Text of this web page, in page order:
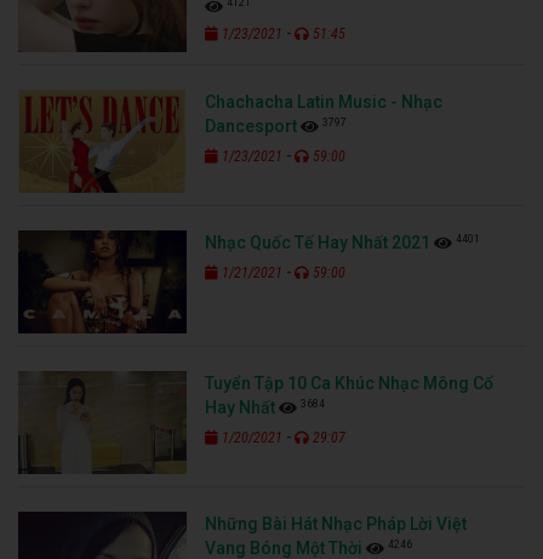
1/23/2021 - 51:45
Chachacha Latin Music - Nhạc
Dancesport
3797
1/23/2021 - 59:00
Nhạc Quốc Tế Hay Nhất 2021 4401
1/21/2021 - 59:00
Tuyển Tập 10 Ca Khúc Nhạc Mông Cổ
Hay Nhất
3684
1/20/2021 - 29:07
Những Bài Hát Nhạc Pháp Lời Việt
Vang Bóng Một Thời
4246